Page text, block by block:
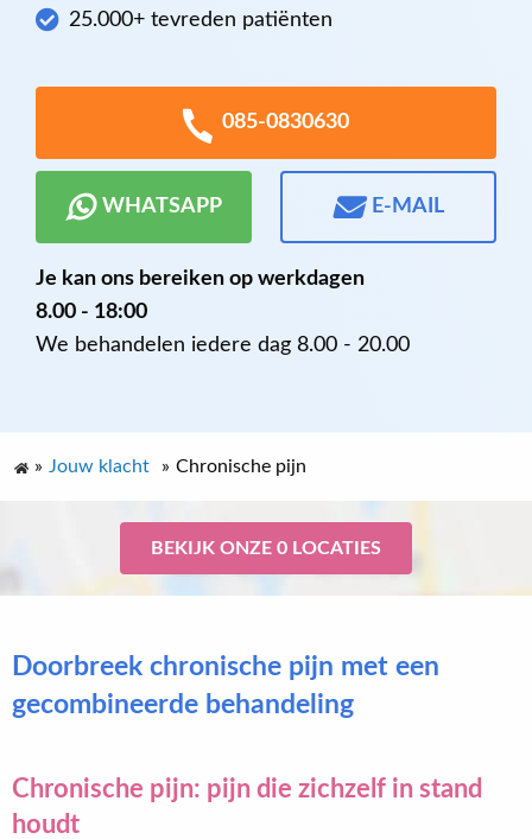
25.000+ tevreden patiënten
085-0830630
WHATSAPP E-MAIL
Je kan ons bereiken op werkdagen
8.00 - 18:00
We behandelen iedere dag 8.00 - 20.00
» Jouw klacht » Chronische pijn
BEKIJK ONZE 0 LOCATIES
Doorbreek chronische pijn met een
gecombineerde behandeling
Chronische pijn: pijn die zichzelf in stand
houdt